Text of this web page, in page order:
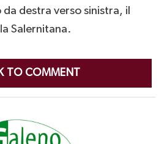
destra verso sinistra, il
Salernitana.
TO COMMENT